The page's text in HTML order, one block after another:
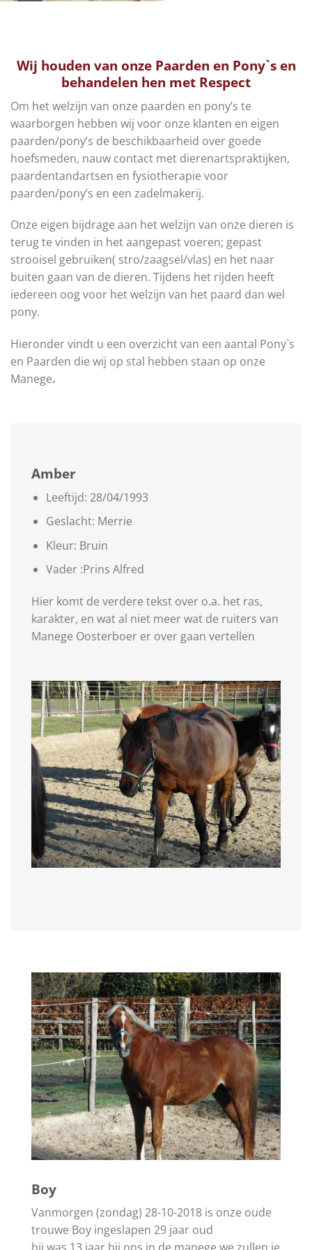
Wij houden van onze Paarden en Pony`s en
behandelen hen met Respect
Om het welzijn van onze paarden en pony’s te
waarborgen hebben wij voor onze klanten en eigen
paarden/pony’s de beschikbaarheid over goede
hoefsmeden, nauw contact met dierenartspraktijken,
paardentandartsen en fysiotherapie voor
paarden/pony’s en een zadelmakerij.
Onze eigen bijdrage aan het welzijn van onze dieren is
terug te vinden in het aangepast voeren; gepast
strooisel gebruiken( stro/zaagsel/vlas) en het naar
buiten gaan van de dieren. Tijdens het rijden heeft
iedereen oog voor het welzijn van het paard dan wel
pony.
Hieronder vindt u een overzicht van een aantal Pony`s
en Paarden die wij op stal hebben staan op onze
Manege.
Amber
Leeftijd: 28/04/1993
Geslacht: Merrie
Kleur: Bruin
Vader :Prins Alfred
Hier komt de verdere tekst over o.a. het ras,
karakter, en wat al niet meer wat de ruiters van
Manege Oosterboer er over gaan vertellen
Boy
Vanmorgen (zondag) 28-10-2018 is onze oude
trouwe Boy ingeslapen 29 jaar oud